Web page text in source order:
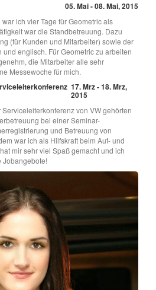
05. Mai - 08. Mai, 2015
ich vier Tage für Geometric als
war die Standbetreuung. Dazu
(für Kunden und Mitarbeiter) sowie der
englisch. Für Geometric zu arbeiten
die Mitarbeiter alle sehr
Messewoche für mich.
17. Mrz - 18. Mrz,
2015
von VW gehörten
bei einer Seminar-
und Betreuung von
war ich als Hilfskraft beim Auf- und
mir sehr viel Spaß gemacht und ich
Jobangebote!